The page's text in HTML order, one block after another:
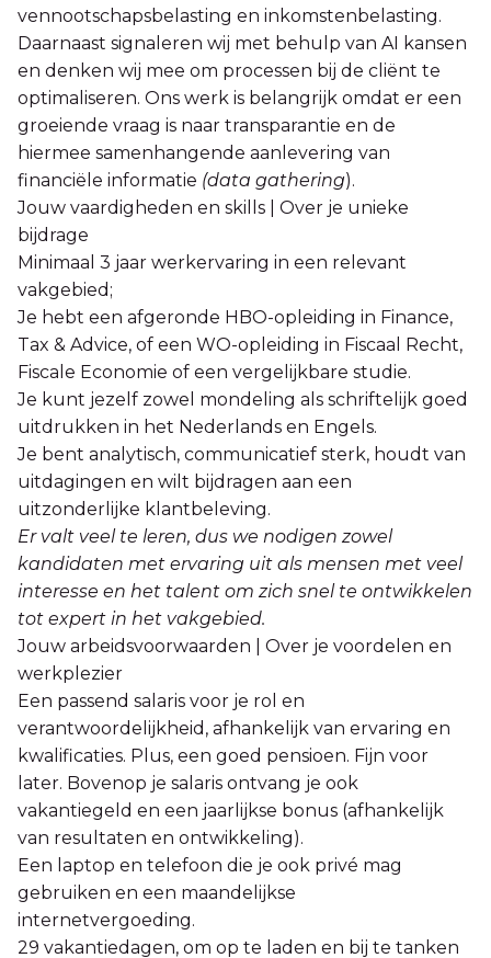
vennootschapsbelasting en inkomstenbelasting.
Daarnaast signaleren wij met behulp van AI kansen
en denken wij mee om processen bij de cliënt te
optimaliseren. Ons werk is belangrijk omdat er een
groeiende vraag is naar transparantie en de
hiermee samenhangende aanlevering van
financiële informatie (data gathering).
Jouw vaardigheden en skills | Over je unieke
bijdrage
Minimaal 3 jaar werkervaring in een relevant
vakgebied;
Je hebt een afgeronde HBO-opleiding in Finance,
Tax & Advice, of een WO-opleiding in Fiscaal Recht,
Fiscale Economie of een vergelijkbare studie.
Je kunt jezelf zowel mondeling als schriftelijk goed
uitdrukken in het Nederlands en Engels.
Je bent analytisch, communicatief sterk, houdt van
uitdagingen en wilt bijdragen aan een
uitzonderlijke klantbeleving.
Er valt veel te leren, dus we nodigen zowel
kandidaten met ervaring uit als mensen met veel
interesse en het talent om zich snel te ontwikkelen
tot expert in het vakgebied.
Jouw arbeidsvoorwaarden | Over je voordelen en
werkplezier
Een passend salaris voor je rol en
verantwoordelijkheid, afhankelijk van ervaring en
kwalificaties. Plus, een goed pensioen. Fijn voor
later. Bovenop je salaris ontvang je ook
vakantiegeld en een jaarlijkse bonus (afhankelijk
van resultaten en ontwikkeling).
Een laptop en telefoon die je ook privé mag
gebruiken en een maandelijkse
internetvergoeding.
29 vakantiedagen, om op te laden en bij te tanken